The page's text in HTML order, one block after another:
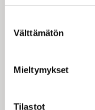
valinta
Välttämätön
Mieltymykset
Tilastot
ihmisten
sana: –